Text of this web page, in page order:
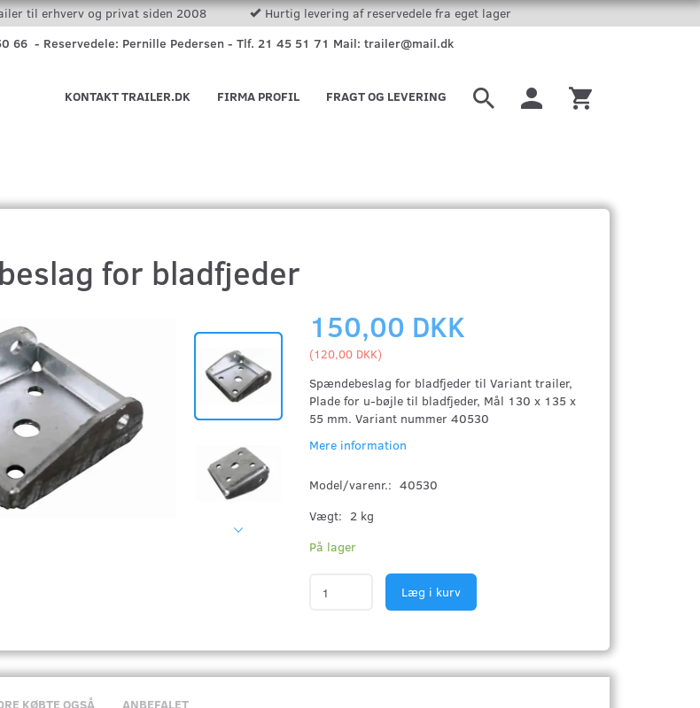
til erhverv og privat siden 2008
Hurtig levering af reservedele fra eget lager
66 - Reservedele: Pernille Pedersen - Tlf. 21 45 51 71 Mail: trailer@mail.dk
FRAGT OG LEVERING
FIRMA PROFIL
KONTAKT TRAILER.DK
for bladfjeder
150,00 DKK
(120,00 DKK)
Spændebeslag for bladfjeder til Variant trailer,
Plade for u-bøjle til bladfjeder, Mål 130 x 135 x
55 mm. Variant nummer 40530
Mere information
Model/varenr.: 40530
Vægt: 2 kg
På lager
Læg i kurv
KØBTE OGSÅ ANBEFALET